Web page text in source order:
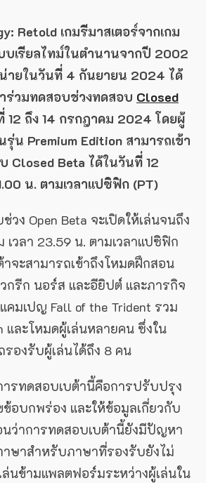
Retold เกมรีมาสเตอร์จากเกม
บเรียลไทม์ในตำนานจากปี 2002
ายในวันที่ 4 กันยายน 2024 ได้
ร่วมทดสอบช่วงทดสอบ Closed
12 ถึง 14 กรกฎาคม 2024 โดยผู้
น Premium Edition สามารถเข้า
Closed Beta ได้ในวันที่ 12
น. ตามเวลาแปซิฟิก (PT)
วง Open Beta จะเปิดให้เล่นจนถึง
เวลา 23.59 น. ตามเวลาแปซิฟิก
าจะสามารถเข้าถึงโหมดฝึกสอน
กรีก นอร์ส และอียิปต์ และภารกิจ
คมเปญ Fall of the Trident รวม
และโหมดผู้เล่นหลายคน ซึ่งใน
องรับผู้เล่นได้ถึง 8 คน
ารทดสอบเบต้านี้คือการปรับปรุง
อบกพร่อง และให้ข้อมูลเกี่ยวกับ
ว่าการทดสอบเบต้านี้ยังมีปัญหา
าษาสำหรับภาษาที่รองรับยังไม่
นข้ามแพลตฟอร์มระหว่างผู้เล่นใน